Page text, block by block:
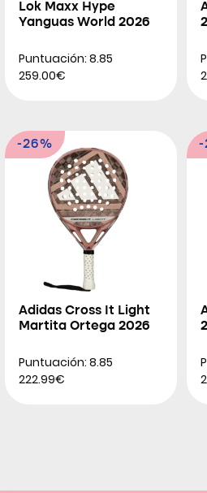
Lok Maxx Hype
Yanguas World 2026
Puntuación: 8.85
259.00€
-26%
Adidas Cross It Light
Martita Ortega 2026
Puntuación: 8.85
222.99€
-